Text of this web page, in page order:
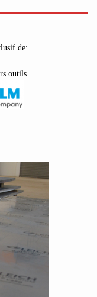
de:
outils